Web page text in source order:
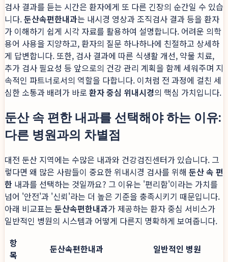
검사 결과를 듣는 시간은 환자에게 또 다른 긴장의 순간일 수 있습
니다.둔산속편한내과는 내시경 영상과 조직검사 결과 등을 환자
가 이해하기 쉽게 시각 자료를 활용하여 설명합니다. 어려운 의학
용어 사용을 지양하고, 환자의 질문 하나하나에 친절하고 상세하
게 답변합니다. 또한, 검사 결과에 따른 식생활 개선, 약물 치료,
추가 검사 필요성 등 앞으로의 건강 관리 계획을 함께 세워주며 지
속적인 파트너로서의 역할을 다합니다. 이처럼 전 과정에 걸친 세
심한 소통과 배려가 바로 환자 중심 위내시경의 핵심 가치입니다.
둔산 속 편한 내과를 선택해야 하는 이유:
다른 병원과의 차별점
대전 둔산 지역에는 수많은 내과와 건강검진센터가 있습니다. 그
렇다면 왜 많은 사람들이 중요한 위내시경 검사를 위해 둔산 속 편
한 내과를 선택하는 것일까요? 그 이유는 '편리함'이라는 가치를
넘어 '안전'과 '신뢰'라는 더 높은 기준을 충족시키기 때문입니다.
아래 비교표는 둔산속편한내과가 제공하는 환자 중심 서비스가
일반적인 병원의 시스템과 어떻게 다른지 명확하게 보여줍니다.
항
목
둔산속편한내과
일반적인 병원